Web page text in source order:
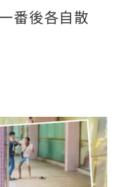
番後各自散